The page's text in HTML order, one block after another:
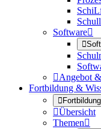
Software

Angebot
Fortbildung &

Übersicht
Themen